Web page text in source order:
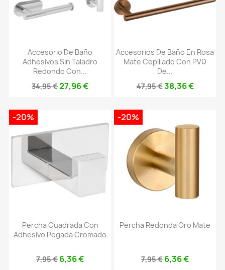
Accesorio De Baño
Adhesivos Sin Taladro
Redondo Con...
34,95 €27,96 €
Accesorios De Baño En Rosa
Mate Cepillado Con PVD
De...
47,95 €38,36 €
Percha Cuadrada Con
Adhesivo Pegada Cromado
7,95 € 6,36 €
-20%
Percha Redonda Oro Mate
7,95 € 6,36 €
-20%